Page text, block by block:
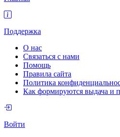
Поддержка
О нас
Связаться с нами
Помощь
Правила сайта
Политика
Как формируются выдача и
Войти